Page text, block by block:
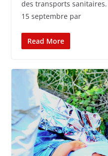
des transports
15 septembre par
Read More